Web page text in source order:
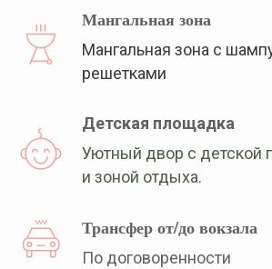
Мангальная зона
Мангальная зона с
решетками
Детская площадка
Уютный двор с детской
и зоной отдыха.
Трансфер от/до вокзала
По договоренности